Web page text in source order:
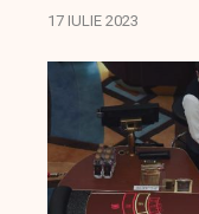
provincia estică
cele...
17 IULIE 2023